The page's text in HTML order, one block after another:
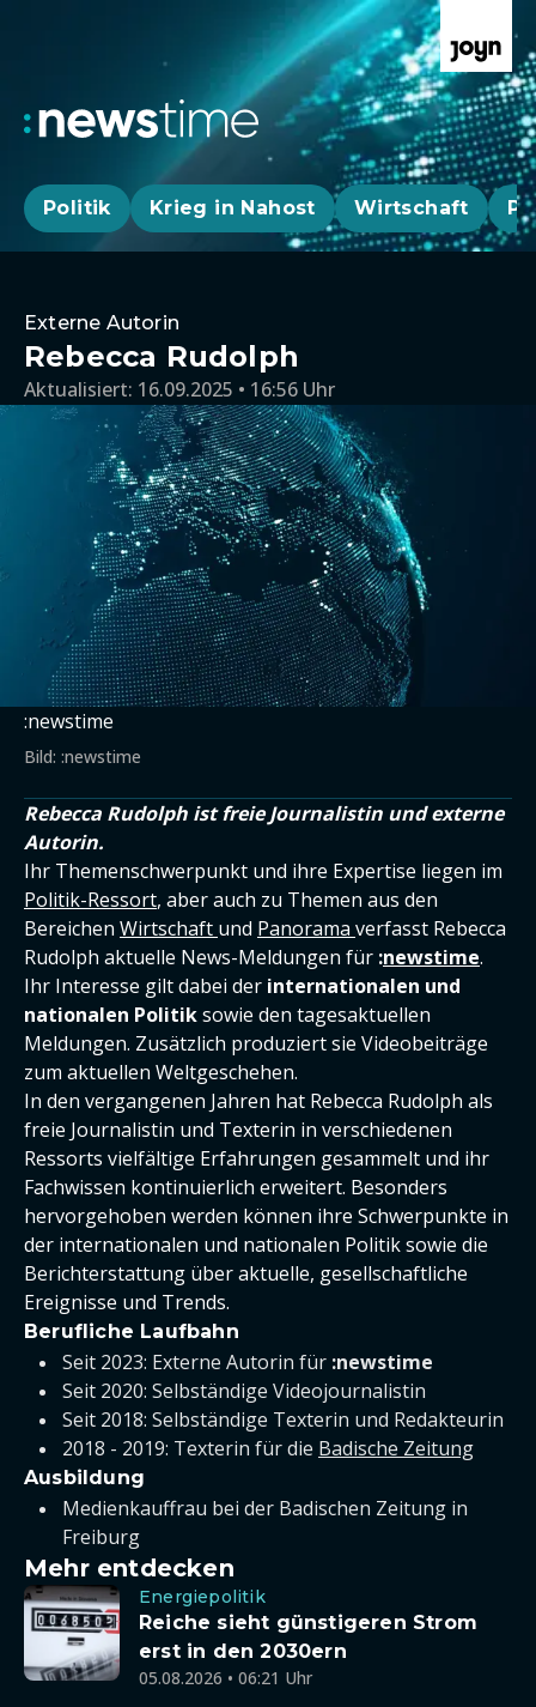
Politik Krieg in Nahost Wirtschaft
Externe Autorin
Rebecca Rudolph
Aktualisiert: 16.09.2025 • 16:56 Uhr
:newstime
Bild: :newstime
Rebecca Rudolph ist freie Journalistin und externe
Autorin.
Ihr Themenschwerpunkt und ihre Expertise liegen im
Politik-Ressort, aber auch zu Themen aus den
Bereichen Wirtschaft und Panorama verfasst Rebecca
Rudolph aktuelle News-Meldungen für :newstime.
Ihr Interesse gilt dabei der internationalen und
nationalen Politiksowie den tagesaktuellen
Meldungen. Zusätzlich produziert sie Videobeiträge
zum aktuellen Weltgeschehen.
In den vergangenen Jahren hat Rebecca Rudolph als
freie Journalistin und Texterin in verschiedenen
Ressorts vielfältige Erfahrungen gesammelt und ihr
Fachwissen kontinuierlich erweitert. Besonders
hervorgehoben werden können ihre Schwerpunkte in
der internationalen und nationalen Politik sowie die
Berichterstattung über aktuelle, gesellschaftliche
Ereignisse und Trends.
Berufliche Laufbahn
Seit 2023: Externe Autorin für :newstime
Seit 2020: Selbständige Videojournalistin
Seit 2018: Selbständige Texterin und Redakteurin
2018 - 2019: Texterin für die Badische Zeitung
Ausbildung
Medienkauffrau bei der Badischen Zeitung in
Freiburg
Mehr entdecken
Energiepolitik
Reiche sieht günstigeren Strom
erst in den 2030ern
05.08.2026 • 06:21 Uhr